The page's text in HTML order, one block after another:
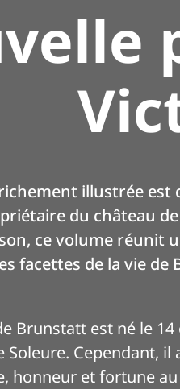
illustrée est
du château
ce volume réunit
facettes de la vie de
Brunstatt est né le
Cependant, il
honneur et fortune